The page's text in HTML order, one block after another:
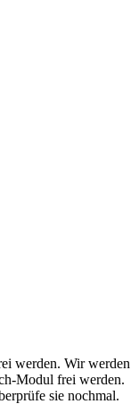
werden. Wir werden
Modul frei werden.
sie nochmal.